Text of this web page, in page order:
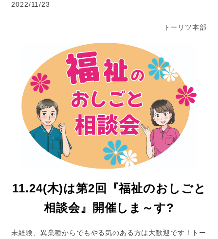
2022/11/23
トーリツ本部
11.24(木)は第2回『福祉のおしごと
相談会』開催しま～す?
未経験、異業種からでもやる気のある方は大歓迎です！トー